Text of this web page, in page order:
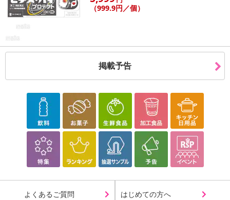
※お申込み後のキャンセルはお受けできません。
記載されている内容を必ずご確認いただき、お届けする商品セット
にご納得いただきましたうえでお申し込みください。
※パッケージ変更や商品リニューアル（成分など含む）等により、
参考の掲載画像や画像内のバーコードなど、お届け商品と多少異な
合がございます。
あらかじめご了承いただいた上でお申込みください。なお、本理由
によるお申込み後のキャンセル・返品交換は対応いたしかねます。
【お支払いについて】
※送料はお試し費用に含まれております。
※d払い、PayPay、au PAY、au PAY（auかんたん決済）、ソフトバ
ンクまとめて支払い、楽天ペイ、メルペイ、AEON Pay、Amazon
Payでお支払いの場合、決済のため外部サイトへ遷移します。
（999.9円／個）
掲載予告
よくあるご質問 はじめての方へ